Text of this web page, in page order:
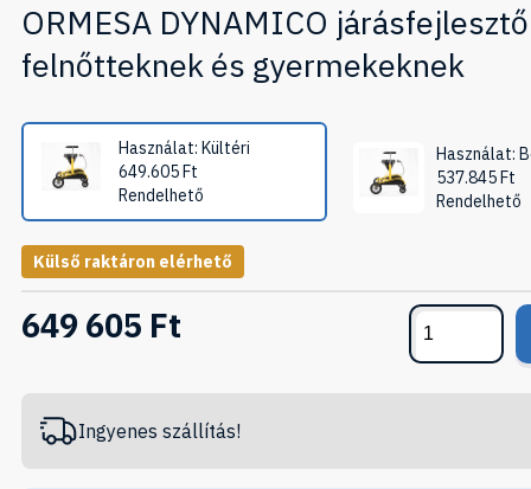
ORMESA DYNAMICO járásfejlesztő
felnőtteknek és gyermekeknek
Használat: Kültéri
649.605Ft
Rendelhető
Használat:
537.845Ft
Rendelhető
Külső raktáron elérhető
649 605 Ft
Ingyenes szállítás!